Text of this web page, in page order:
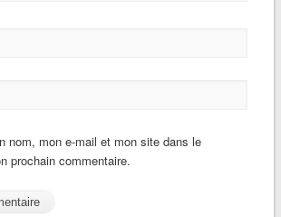
nom, mon e-mail et mon site dans le
prochain commentaire.